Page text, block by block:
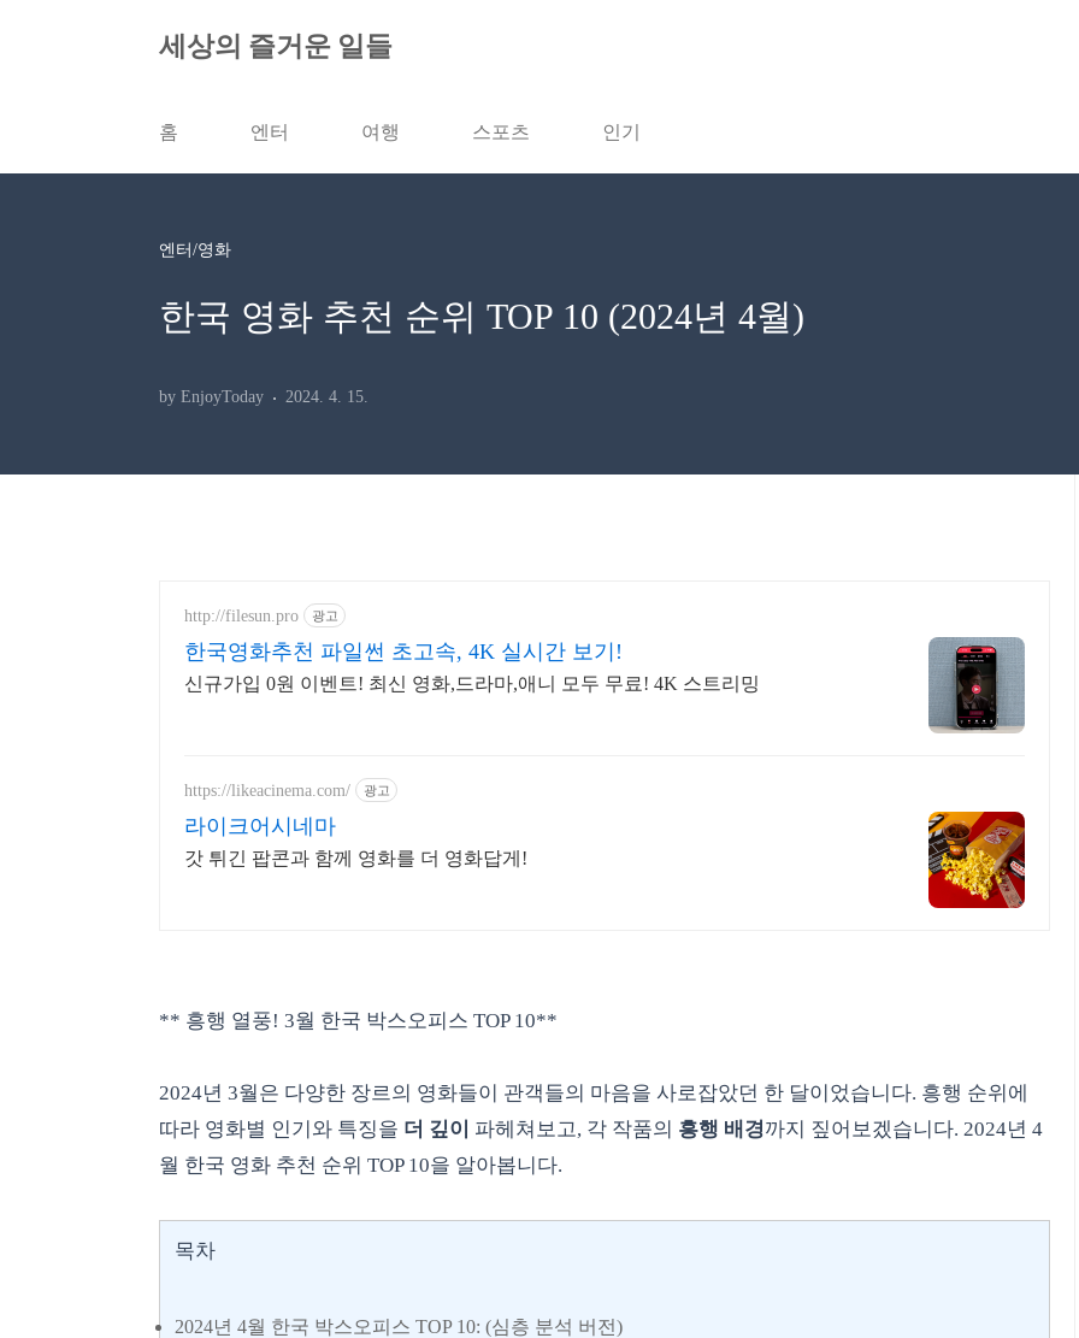
세상의 즐거운 일들
홈 엔터 여행 스포츠 인기
엔터/영화
한국 영화 추천 순위 TOP 10 (2024년 4월)
by EnjoyToday 2024. 4. 15.
http://filesun.pro 광고
한국영화추천 파일썬 초고속, 4K 실시간 보기!
신규가입 0원 이벤트! 최신 영화,드라마,애니 모두 무료! 4K 스트리밍
https://likeacinema.com/ 광고
라이크어시네마
갓 튀긴 팝콘과 함께 영화를 더 영화답게!
** 흥행 열풍! 3월 한국 박스오피스 TOP 10**
2024년 3월은 다양한 장르의 영화들이 관객들의 마음을 사로잡았던 한 달이었습니다. 흥행 순위에
따라 영화별 인기와 특징을 더 깊이 파헤쳐보고, 각 작품의 흥행 배경까지 짚어보겠습니다. 2024년 4
월 한국 영화 추천 순위 TOP 10을 알아봅니다.
목차
2024년 4월 한국 박스오피스 TOP 10: (심층 분석 버전)